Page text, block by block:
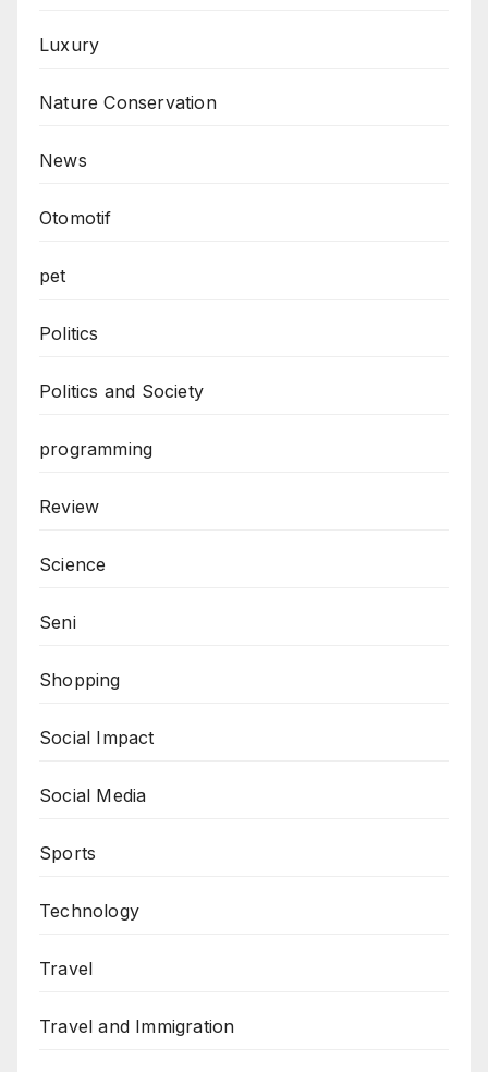
Luxury
Nature Conservation
News
Otomotif
pet
Politics
Politics and Society
programming
Review
Science
Seni
Shopping
Social Impact
Social Media
Sports
Technology
Travel
Travel and Immigration